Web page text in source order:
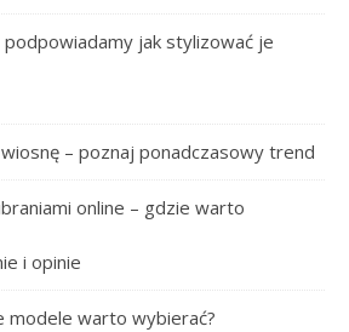
podpowiadamy jak stylizować je
– poznaj ponadczasowy trend
online – gdzie warto
i opinie
modele warto wybierać?